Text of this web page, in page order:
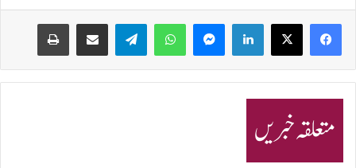
LinkedIn
WhatsApp
Telegram
متعلقہ خبریں